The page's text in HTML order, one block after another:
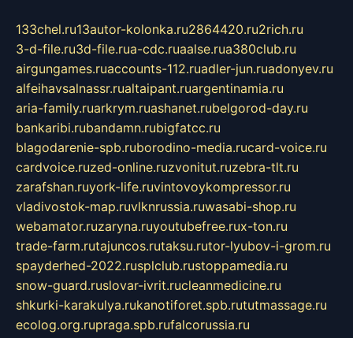
133chel.ru13autor-kolonka.ru2864420.ru2rich.ru
3-d-file.ru3d-file.rua-cdc.ruaalse.rua380club.ru
airgungames.ruaccounts-112.ruadler-jun.ruadonyev.ru
alfeihavsalnassr.rualtaipant.ruargentinamia.ru
aria-family.ruarkrym.ruashanet.rubelgorod-day.ru
bankaribi.rubandamn.rubigfatcc.ru
blagodarenie-spb.ruborodino-media.rucard-voice.ru
cardvoice.ruzed-online.ruzvonitut.ruzebra-tlt.ru
zarafshan.ruyork-life.ruvintovoykompressor.ru
vladivostok-map.ruvlknrussia.ruwasabi-shop.ru
webamator.ruzaryna.ruyoutubefree.rux-ton.ru
trade-farm.rutajuncos.rutaksu.rutor-lyubov-i-grom.ru
spayderhed-2022.rusplclub.rustoppamedia.ru
snow-guard.ruslovar-ivrit.rucleanmedicine.ru
shkurki-karakulya.rukanotiforet.spb.rututmassage.ru
ecolog.org.rupraga.spb.rufalcorussia.ru